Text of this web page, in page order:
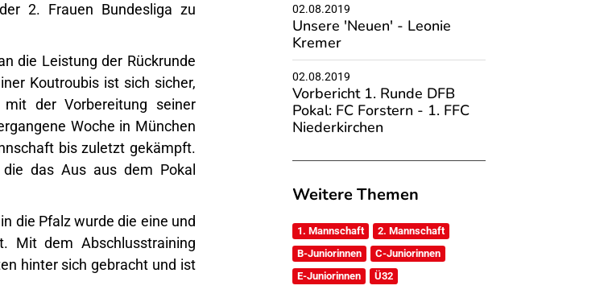
2. Frauen Bundesliga zu
die Leistung der Rückrunde
Koutroubis ist sich sicher,
der Vorbereitung seiner
Woche in München
bis zuletzt gekämpft.
das Aus aus dem Pokal
die Pfalz wurde die eine und
Mit dem Abschlusstraining
hinter sich gebracht und ist
02.08.2019
Unsere 'Neuen' - Leonie
Kremer
02.08.2019
Vorbericht 1. Runde DFB
Pokal: FC Forstern - 1. FFC
Niederkirchen
Weitere Themen
1. Mannschaft
2. Mannschaft
B-Juniorinnen
C-Juniorinnen
E-Juniorinnen
Ü32